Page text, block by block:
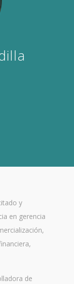
y
en gerencia
de